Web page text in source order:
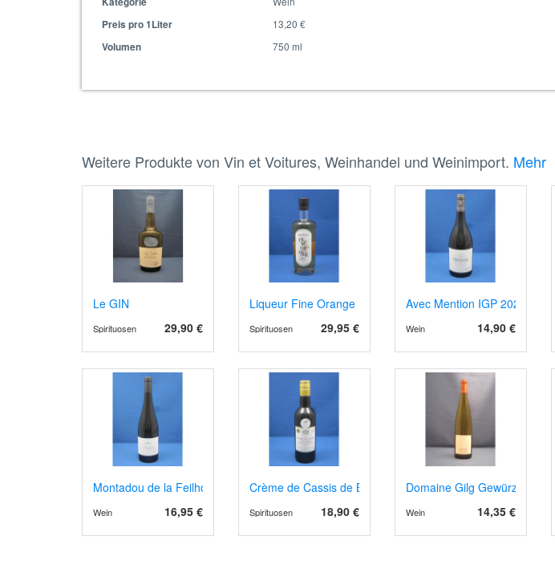
Preis pro 1Liter
13,20 €
Volumen
750 ml
Weitere Produkte von Vin et Voitures, Weinhandel und Weinimport. Mehr
Le GIN
29,90 €
Spirituosen
Liqueur Fine Orange
29,95 €
Spirituosen
Avec Mention IGP 2024
14,90 €
Wein
Montadou de la Feilho, AOP Corbières 2023, Bio
16,95 €
Wein
Crème de Cassis de Bourgogne
18,90 €
Spirituosen
Domaine Gilg
14,35 €
Wein